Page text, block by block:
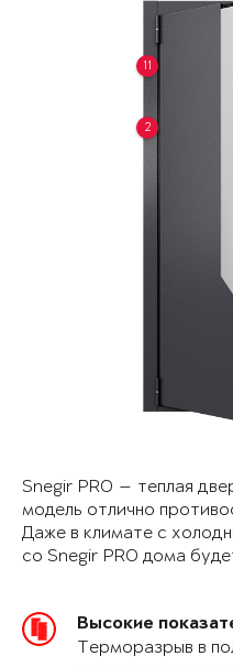
2
11
Snegir PRO — теплая
модель отлично
Даже в климате с
со Snegir PRO дома
Высокие
Терморазрыв в